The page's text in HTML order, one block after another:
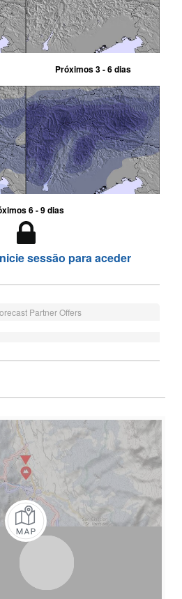
Próximos 3 - 6 dias
6 - 9 dias
sessão para aceder
Partner Offers